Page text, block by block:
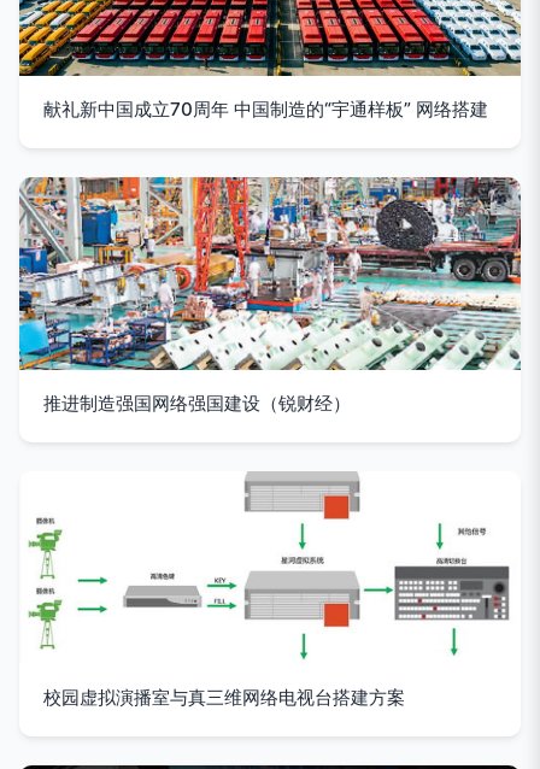
献礼新中国成立70周年 中国制造的“宇通样板” 网络搭建
推进制造强国网络强国建设（锐财经）
校园虚拟演播室与真三维网络电视台搭建方案